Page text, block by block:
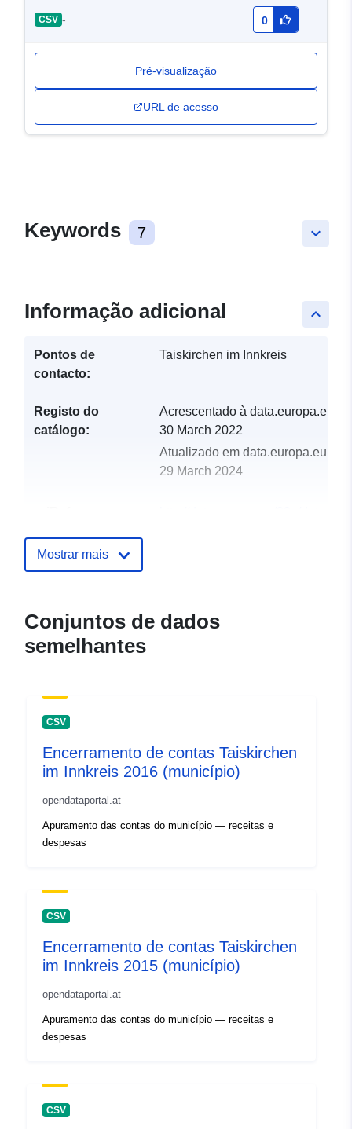
CSV - 0
Pré-visualização
URL de acesso
keyboard_arrow_down
Keywords 7
keyboard_arrow_up
Informação adicional
Pontos de
contacto:
Taiskirchen im Innkreis
Registo do
catálogo:
Acrescentado à data.europa.eu:
30 March 2022
Atualizado em data.europa.eu:
29 March 2024
Mostrar mais
Conjuntos de dados
semelhantes
CSV
Encerramento de contas Taiskirchen
im Innkreis 2016 (município)
opendataportal.at
Apuramento das contas do município — receitas e
despesas
CSV
Encerramento de contas Taiskirchen
im Innkreis 2015 (município)
opendataportal.at
Apuramento das contas do município — receitas e
despesas
CSV